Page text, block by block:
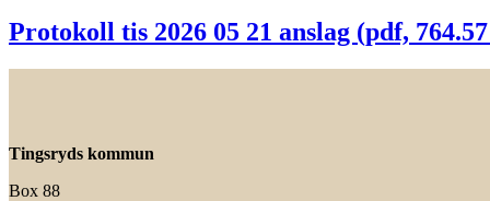
Protokoll tis 2026 05 21 anslag (pdf,
Tingsryds kommun
Box 88